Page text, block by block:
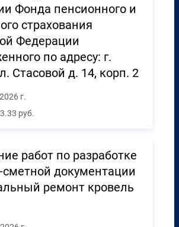
Фонда пенсионного и
страхования
Федерации
по адресу: г.
Стасовой д. 14, корп. 2
г.
руб.
работ по разработке
сметной документации
ремонт кровель